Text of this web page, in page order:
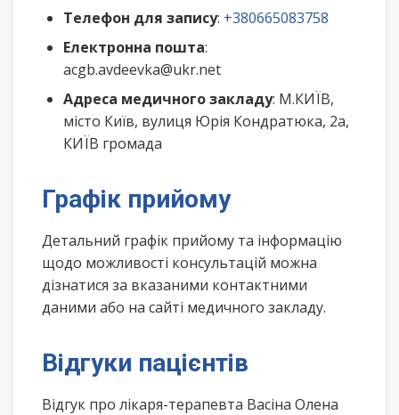
Телефон для запису: +380665083758
Електронна пошта:
acgb.avdeevka@ukr.net
Адреса медичного закладу: М.КИЇВ,
місто Київ, вулиця Юрія Кондратюка, 2а,
КИЇВ громада
Графік прийому
Детальний графік прийому та інформацію
щодо можливості консультацій можна
дізнатися за вказаними контактними
даними або на сайті медичного закладу.
Відгуки пацієнтів
Відгук про лікаря-терапевта Васіна Олена